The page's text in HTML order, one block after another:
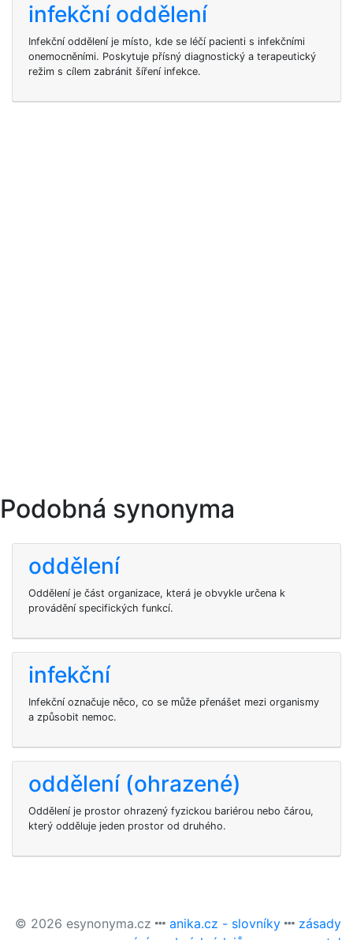
infekční oddělení
Infekční oddělení je místo, kde se léčí pacienti s infekčními
onemocněními. Poskytuje přísný diagnostický a terapeutický
režim s cílem zabránit šíření infekce.
Podobná synonyma
oddělení
Oddělení je část organizace, která je obvykle určena k
provádění specifických funkcí.
infekční
Infekční označuje něco, co se může přenášet mezi organismy
a způsobit nemoc.
oddělení (ohrazené)
Oddělení je prostor ohrazený fyzickou bariérou nebo čárou,
který odděluje jeden prostor od druhého.
© 2026 esynonyma.cz anika.cz - slovníky
zásady